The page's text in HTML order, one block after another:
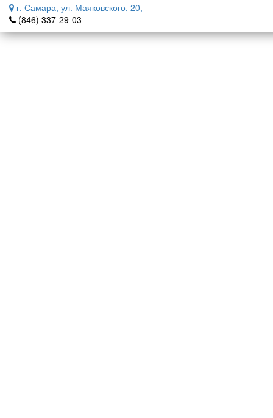
г. Самара, ул. Маяковского, 20,
(846) 337-29-03